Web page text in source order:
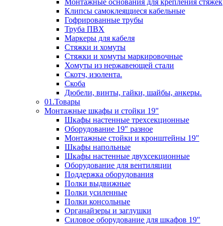
Монтажные основания для крепления стяжек
Клипсы самоклеящиеся кабельные
Гофрированные трубы
Труба ПВХ
Маркеры для кабеля
Стяжки и хомуты
Стяжки и хомуты маркировочные
Хомуты из нержавеющей стали
Скотч, изолента.
Скоба
Дюбели, винты, гайки, шайбы, анкеры.
01.Товары
Монтажные шкафы и стойки 19"
Шкафы настенные трехсекционные
Оборудование 19" разное
Монтажные стойки и кронштейны 19"
Шкафы напольные
Шкафы настенные двухсекционные
Оборудование для вентиляции
Поддержка оборудования
Полки выдвижные
Полки усиленные
Полки консольные
Органайзеры и заглушки
Силовое оборудование для шкафов 19"